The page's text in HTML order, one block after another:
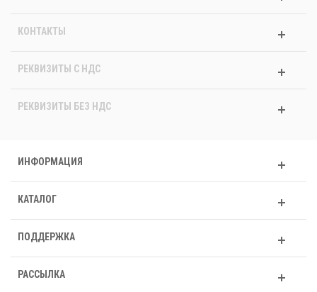
КОНТАКТЫ
РЕКВИЗИТЫ C НДС
РЕКВИЗИТЫ БЕЗ НДС
ИНФОРМАЦИЯ
КАТАЛОГ
ПОДДЕРЖКА
РАССЫЛКА